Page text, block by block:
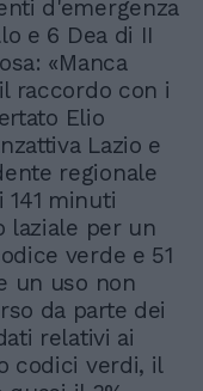
d'emergenza
e 6 Dea di II
«Manca
raccordo con i
Elio
Lazio e
regionale
141 minuti
laziale per un
verde e 51
un uso non
da parte dei
relativi ai
codici verdi, il